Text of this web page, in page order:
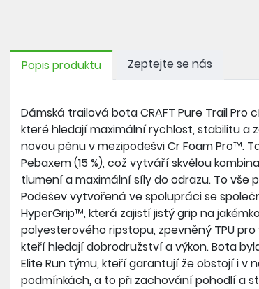
Popis produktu Zeptejte se nás
Dámská trailová bota CRAFT Pure Trail Pro
které hledají maximální rychlost, stabilitu
novou pěnu v mezipodešvi Cr Foam Pro™.
Pebaxem (15 %), což vytváří skvělou
tlumení a maximální síly do odrazu. To vše
Podešev vytvořená ve spolupráci se
HyperGrip™, která zajistí jistý grip na
polyesterového ripstopu, zpevněný TPU
kteří hledají dobrodružství a výkon. Bota
Elite Run týmu, kteří garantují že obstojí i v
podmínkách, a to při zachování pohodlí a